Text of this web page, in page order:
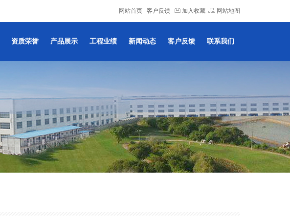
网站首页 客户反馈 加入收藏 网站地图
资质荣誉 产品展示 工程业绩 新闻动态 客户反馈 联系我们